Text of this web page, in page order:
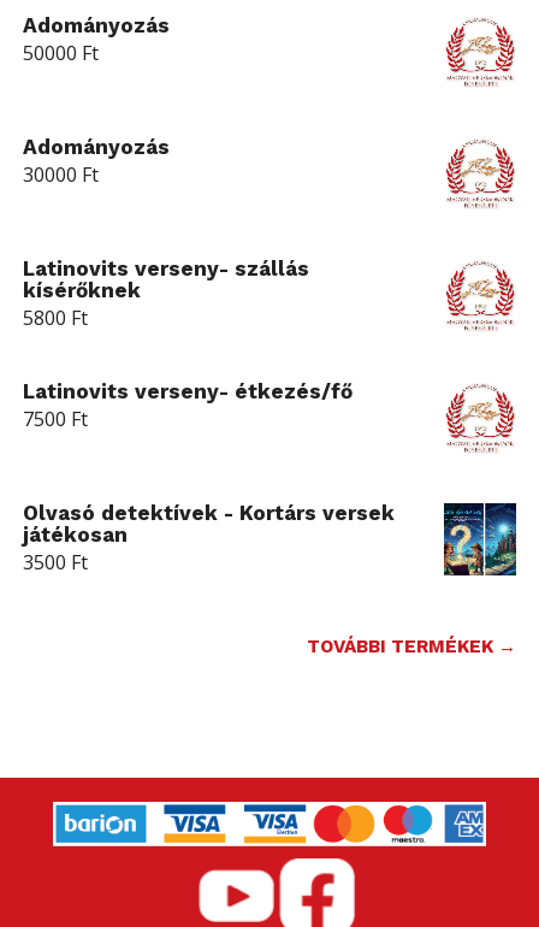
Adományozás
50000 Ft
Adományozás
30000 Ft
Latinovits verseny- szállás
kísérőknek
5800 Ft
Latinovits verseny- étkezés/fő
7500 Ft
Olvasó detektívek - Kortárs versek
játékosan
3500 Ft
TOVÁBBI TERMÉKEK →